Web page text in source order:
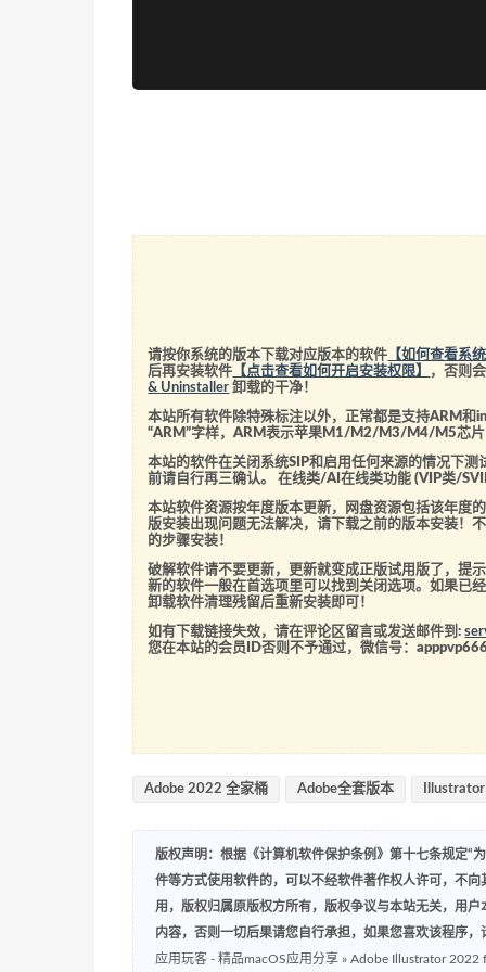
请按你系统的版本下载对应版本的软件 【如何查看系
后再安装软件 【点击查看如何开启安装权限】
，否则
& Uninstaller 卸载的干净！
本站所有软件除特殊标注以外，正常都是支持ARM和
“ARM”字样，ARM表示苹果M1/M2/M3/M4/M5芯
本站的软件在关闭系统SIP和启用任何来源的情况下
前请自行再三确认。 在线类/AI在线类功能 (VIP类/
本站软件资源按年度版本更新，网盘资源包括该年度
版安装出现问题无法解决，请下载之前的版本安装！
的步骤安装！
破解软件请不要更新，更新就变成正版试用版了，提
新的软件一般在首选项里可以找到关闭选项。如果已
卸载软件清理残留后重新安装即可！
如有下载链接失效，请在评论区留言或发送邮件到:
您在本站的会员ID否则不予通过，微信号：
Adobe 2022 全家桶 Adobe全套版本
版权声明：根据《计算机软件保护条例》第十七条规定“
件等方式使用软件的，可以不经软件著作权人许可，不
用，版权归属原版权方所有，版权争议与本站无关，用
内容，否则一切后果请您自行承担，如果您喜欢该程序
应用玩客 - 精品macOS应用分享 » Adobe Illustrator 2022